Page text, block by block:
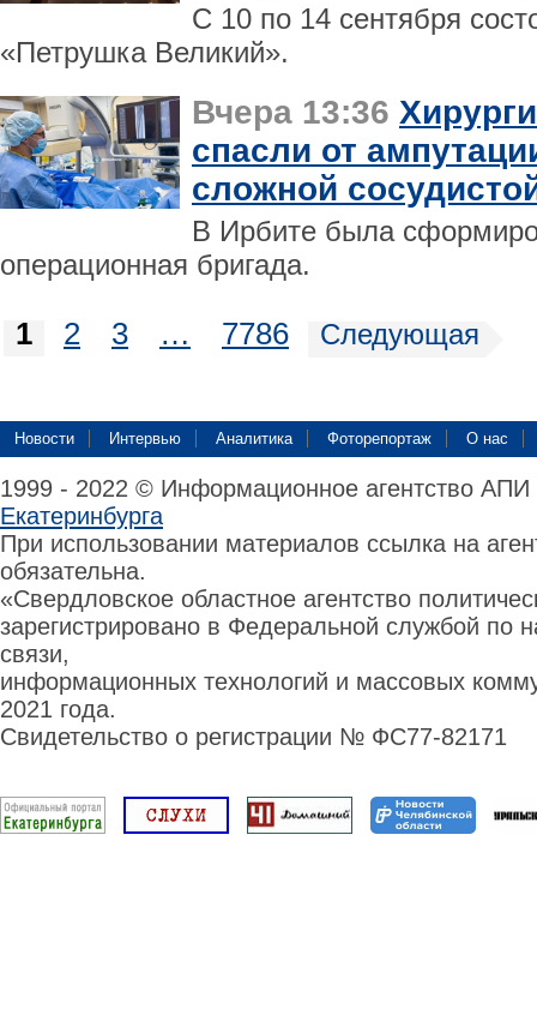
С 10 по 14 сентября
«Петрушка Великий».
Вчера 13:36
спасли от
сложной
В Ирбите была
операционная бригада.
1 2 3 … 7786 Следующая
Новости Интервью Аналитика Фоторепортаж О нас
1999 - 2022 © Информационное агентство
Екатеринбурга
При использовании материалов ссылка на
обязательна.
«Свердловское областное агентство
зарегистрировано в Федеральной службой по
связи,
информационных технологий и массовых
2021 года.
Свидетельство о регистрации № ФС77-82171